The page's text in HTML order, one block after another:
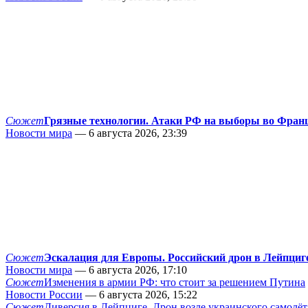
СюжетГрязные технологии. Атаки РФ на выборы во
Новости мира — 6 августа 2026, 23:39
СюжетЭскалация для Европы. Российский дрон в
Новости мира — 6 августа 2026, 17:10
СюжетИзменения в армии РФ: что стоит за решением Путина
Новости России — 6 августа 2026, 15:22